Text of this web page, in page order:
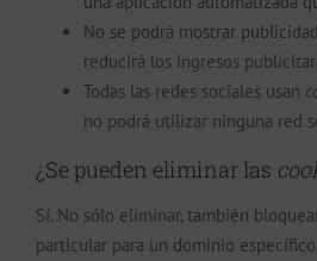
No se podrá mostrar
reducirá los ingresos
Todas las redes sociales usan
no podrá utilizar ninguna red
¿Se pueden eliminar las
Sí. No sólo eliminar, también
particular para un dominio específico.